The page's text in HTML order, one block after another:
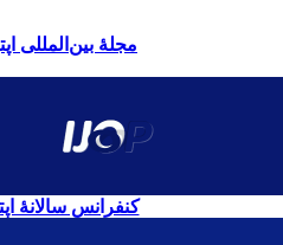
مجلۀ بین‌المللی
کنفرانس سالانۀ